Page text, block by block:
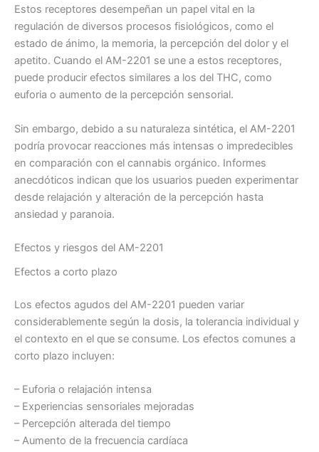
Estos receptores desempeñan un papel vital en la
regulación de diversos procesos fisiológicos, como el
estado de ánimo, la memoria, la percepción del dolor y el
apetito. Cuando el AM-2201 se une a estos receptores,
puede producir efectos similares a los del THC, como
euforia o aumento de la percepción sensorial.
Sin embargo, debido a su naturaleza sintética, el AM-2201
podría provocar reacciones más intensas o impredecibles
en comparación con el cannabis orgánico. Informes
anecdóticos indican que los usuarios pueden experimentar
desde relajación y alteración de la percepción hasta
ansiedad y paranoia.
Efectos y riesgos del AM-2201
Efectos a corto plazo
Los efectos agudos del AM-2201 pueden variar
considerablemente según la dosis, la tolerancia individual y
el contexto en el que se consume. Los efectos comunes a
corto plazo incluyen:
– Euforia o relajación intensa
– Experiencias sensoriales mejoradas
– Percepción alterada del tiempo
– Aumento de la frecuencia cardíaca